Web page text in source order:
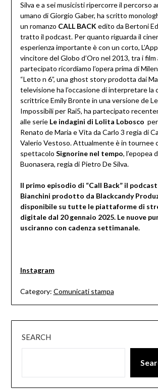
Silva e a sei musicisti ripercorre il percorso
umano di Giorgio Gaber, ha scritto
un romanzo CALL BACK edito da Bertoni
tratto il podcast. Per quanto riguarda il
esperienza importante è con un corto,
vincitore del Globo d’Oro nel 2013, tra i film
partecipato ricordiamo l’opera prima di
“Letto n 6”, una ghost story prodotta dai
televisione ha l’occasione di interpretare la
scrittrice Emily Bronte in una versione de
Impossibili per Rai5, ha partecipato
alle serie Le indagini di Lolita Lobosco
Renato de Maria e Vita da Carlo 3 regia di
Valerio Vestoso. Attualmente è in tournee
spettacolo Signorine nel tempo, l’epopea
Buonasera, regia di Pietro De Silva.
Il primo episodio di “Call Back” il
Bianchini prodotto da Blackcandy
disponibile su tutte le piattaforme di
digitale dal 20 gennaio 2025. Le nuove
usciranno con cadenza settimanale.
Instagram
Category: Comunicati stampa
SEARCH